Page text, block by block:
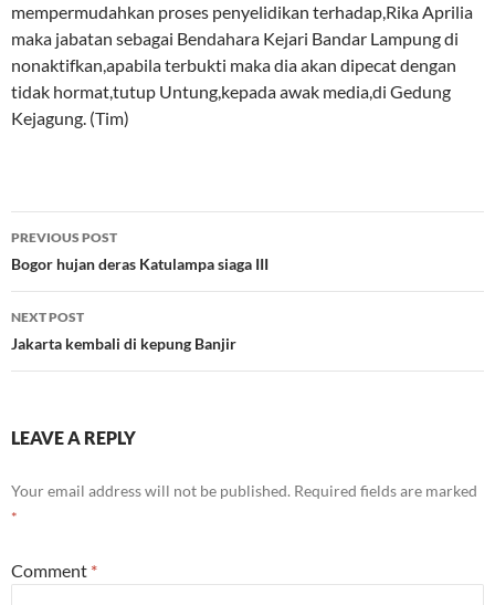
mempermudahkan proses penyelidikan terhadap,Rika Aprilia
maka jabatan sebagai Bendahara Kejari Bandar Lampung di
nonaktifkan,apabila terbukti maka dia akan dipecat dengan
tidak hormat,tutup Untung,kepada awak media,di Gedung
Kejagung. (Tim)
Post
navigation
PREVIOUS POST
Bogor hujan deras Katulampa siaga III
NEXT POST
Jakarta kembali di kepung Banjir
LEAVE A REPLY
Your email address will not be published. Required fields are marked
*
Comment *